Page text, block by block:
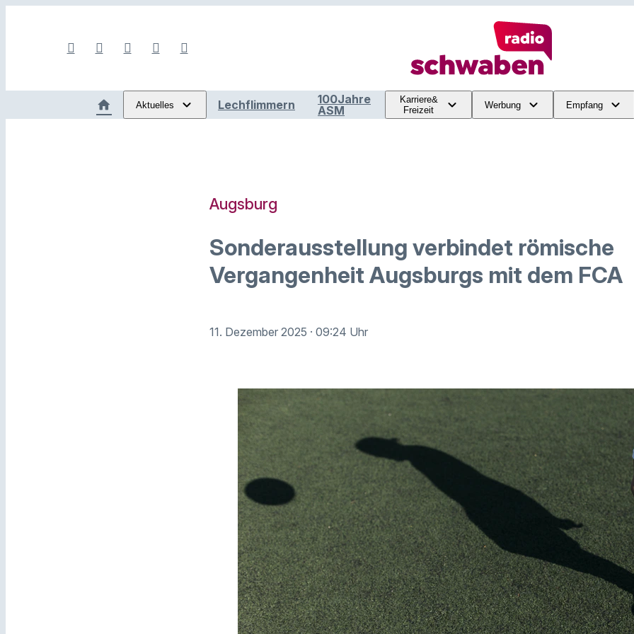
Aktuelles Lechflimmern
100Jahre
ASM
Karriere&
Freizeit
Werbung Empfang
Augsburg
Sonderausstellung verbindet römische
Vergangenheit Augsburgs mit dem FCA
11. Dezember 2025 · 09:24 Uhr